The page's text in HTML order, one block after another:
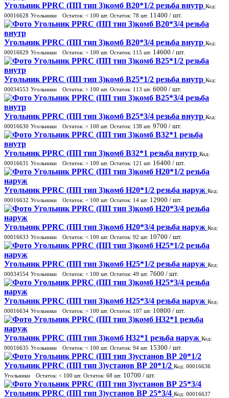
Угольник PPRC (ПП тип 3)комб В20*1/2 резьба внутр Код:
00016628 Угольники Остаток: < 100 шт. Остаток: 78 шт. 11400 / шт.
Угольник PPRC (ПП тип 3)комб В20*3/4 резьба внутр Код:
00016629 Угольники Остаток: > 100 шт. Остаток: 115 шт. 14600 / шт.
Угольник PPRC (ПП тип 3)комб В25*1/2 резьба внутр Код:
00034553 Угольники Остаток: > 100 шт. Остаток: 113 шт. 6000 / шт.
Угольник PPRC (ПП тип 3)комб В25*3/4 резьба внутр Код:
00016630 Угольники Остаток: > 100 шт. Остаток: 138 шт. 9700 / шт.
Угольник PPRC (ПП тип 3)комб В32*1 резьба внутр Код:
00016631 Угольники Остаток: > 100 шт. Остаток: 121 шт. 16400 / шт.
Угольник PPRC (ПП тип 3)комб Н20*1/2 резьба наруж Код:
00016632 Угольники Остаток: < 100 шт. Остаток: 14 шт. 12900 / шт.
Угольник PPRC (ПП тип 3)комб Н20*3/4 резьба наруж Код:
00016633 Угольники Остаток: < 100 шт. Остаток: 92 шт. 10700 / шт.
Угольник PPRC (ПП тип 3)комб Н25*1/2 резьба наруж Код:
00034554 Угольники Остаток: < 100 шт. Остаток: 49 шт. 7600 / шт.
Угольник PPRC (ПП тип 3)комб Н25*3/4 резьба наруж Код:
00016634 Угольники Остаток: > 100 шт. Остаток: 107 шт. 10800 / шт.
Угольник PPRC (ПП тип 3)комб Н32*1 резьба наруж Код:
00016635 Угольники Остаток: < 100 шт. Остаток: 94 шт. 15300 / шт.
Угольник PPRC (ПП тип 3)установ ВР 20*1/2 Код: 00016636
Угольники
Остаток: < 100 шт. Остаток: 68 шт. 10700 / шт.
Угольник PPRC (ПП тип 3)установ ВР 25*3/4 Код: 00016637